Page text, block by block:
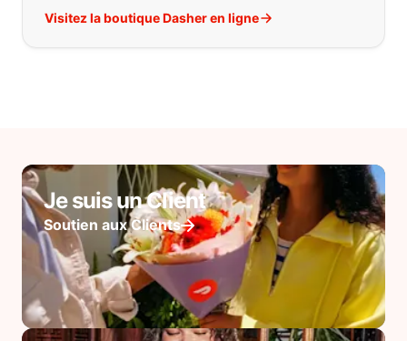
Visitez la boutique Dasher en ligne
Je suis un Client
Soutien aux Clients